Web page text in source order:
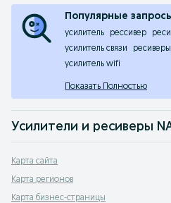
Популярные
усилитель рессивер
усилитель связи
ресиверы
усилитель wifi
Показать Полностью
Усилители и ресиверы
Карта сайта
Карта регионов
Карта бизнес-страницы